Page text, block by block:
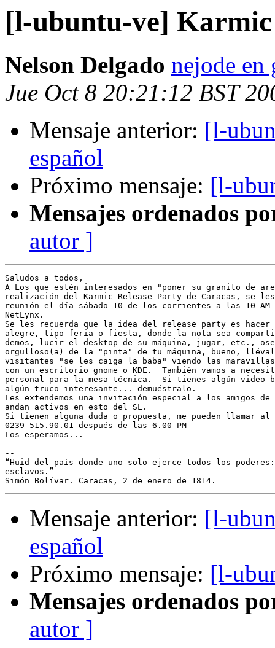
[l-ubuntu-ve] Karmic
Nelson Delgado nejode en
Jue Oct 8 20:21:12 BST
Mensaje anterior: [l-
español
Próximo mensaje: [l-
Mensajes ordenados
autor ]
Saludos a todos,
A Los que estén interesados en "poner su granito de
realización del Karmic Release Party de Caracas, se les
reunión el día sábado 10 de los corrientes a las 10 AM
NetLynx.
Se les recuerda que la idea del release party es
alegre, tipo feria o fiesta, donde la nota sea
demos, lucir el desktop de su máquina, jugar, etc.,
orgulloso(a) de la "pinta" de tu máquina, bueno,
visitantes "se les caiga la baba" viendo las maravillas
con un escritorio gnome o KDE.  Tambièn vamos a
personal para la mesa técnica.  Si tienes algún video
algún truco interesante... demuéstralo.
Les extendemos una invitación especial a los amigos de
andan activos en esto del SL.
Si tienen alguna duda o propuesta, me pueden llamar al
0239-515.90.01 después de las 6.00 PM
Los esperamos...
--
“Huid del país donde uno solo ejerce todos los
esclavos.”
Mensaje anterior: [l-
español
Próximo mensaje: [l-
Mensajes ordenados
autor ]